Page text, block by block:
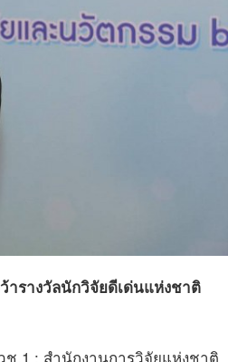
ารางวัลนักวิจัยดีเด่นแห่งชาติ
ช.1 : สำนักงานการวิจัยแห่งชาติ